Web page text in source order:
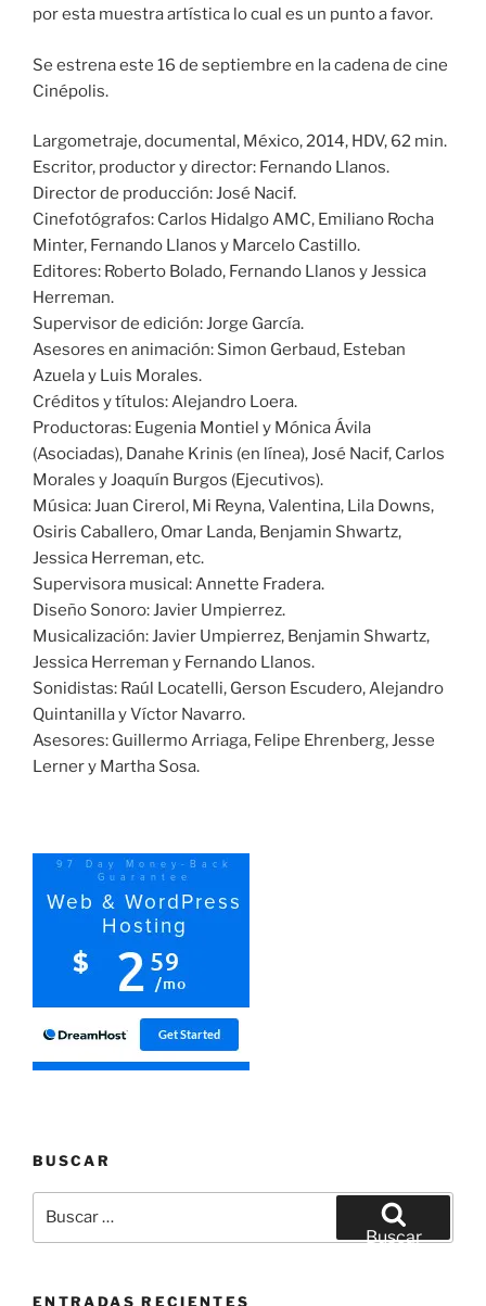
por esta muestra artística lo cual es un punto a favor.
Se estrena este 16 de septiembre en la cadena de cine
Cinépolis.
Largometraje, documental, México, 2014, HDV, 62 min.
Escritor, productor y director: Fernando Llanos.
Director de producción: José Nacif.
Cinefotógrafos: Carlos Hidalgo AMC, Emiliano Rocha
Minter, Fernando Llanos y Marcelo Castillo.
Editores: Roberto Bolado, Fernando Llanos y Jessica
Herreman.
Supervisor de edición: Jorge García.
Asesores en animación: Simon Gerbaud, Esteban
Azuela y Luis Morales.
Créditos y títulos: Alejandro Loera.
Productoras: Eugenia Montiel y Mónica Ávila
(Asociadas), Danahe Krinis (en línea), José Nacif, Carlos
Morales y Joaquín Burgos (Ejecutivos).
Música: Juan Cirerol, Mi Reyna, Valentina, Lila Downs,
Osiris Caballero, Omar Landa, Benjamin Shwartz,
Jessica Herreman, etc.
Supervisora musical: Annette Fradera.
Diseño Sonoro: Javier Umpierrez.
Musicalización: Javier Umpierrez, Benjamin Shwartz,
Jessica Herreman y Fernando Llanos.
Sonidistas: Raúl Locatelli, Gerson Escudero, Alejandro
Quintanilla y Víctor Navarro.
Asesores: Guillermo Arriaga, Felipe Ehrenberg, Jesse
Lerner y Martha Sosa.
BUSCAR
por:
Buscar
ENTRADAS RECIENTES